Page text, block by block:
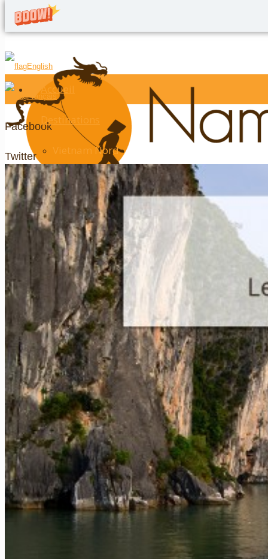
English
Français
Facebook
Twitter
Google+
LinkedIn
YouTube
Pinterest
Accueil
Destinations
Vietnam Nord
Hanoi
La baie d’Halong
Ninh Binh
Sapa
Ha Giang
Mai Chau
Nos plus ++
Vietnam Centre
Hue
Hoi An
Nha Trang
Parc de Phong Nha – Ke Bang